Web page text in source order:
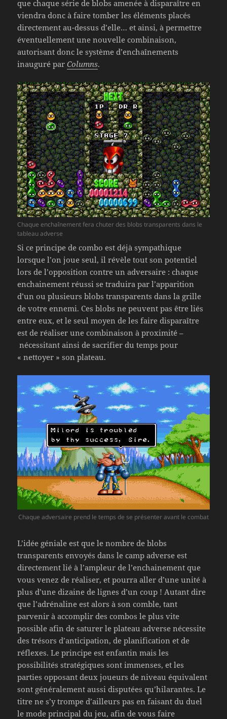
que chaque série de blobs amenée à disparaître en
viendra donc à faire tomber les éléments placés
directement au-dessus d’elle… et ainsi, à permettre
éventuellement une nouvelle combinaison,
autorisant donc le système d’enchaînements
inauguré parColumns.
Chaque enchaînement fera chuter des blobs transparents dans le
tableau adverse
Si ce principe de combo est déjà sympathique
lorsque l’on joue seul, il révèle tout son potentiel
lors de l’opposition contre un adversaire : chaque
enchainement réussi se traduira par l’apparition
d’un ou plusieurs blobs transparents dans la grille
de votre ennemi. Ces blobs ne peuvent pas être liés
entre eux, et le seul moyen de les faire disparaître
est de réaliser une combinaison à proximité –
nécessitant ainsi de sacrifier du temps pour
« nettoyer » son plateau.
Chaque adversaire prend le temps de se présenter avant le combat
L’idée géniale est que le nombre de blobs
transparents envoyés dans le camp adverse est
directement lié à l’ampleur de l’enchainement que
vous venez de réaliser, et pourra aller d’une unité à
plus d’une dizaine de lignes d’un coup ! Autant dire
que l’adrénaline est alors à son comble, tant
parvenir à accomplir des combos le plus vite
possible afin de saturer le plateau adverse nécessite
des trésors d’anticipation, de planification et de
réflexes. Le principe est enfantin mais les
possibilités stratégiques sont immenses, et les
parties opposant deux joueurs de niveau équivalent
sont généralement aussi disputées qu’hilarantes. Le
titre ne s’y trompe d’ailleurs pas en faisant du duel
le mode principal du jeu, afin de vous faire